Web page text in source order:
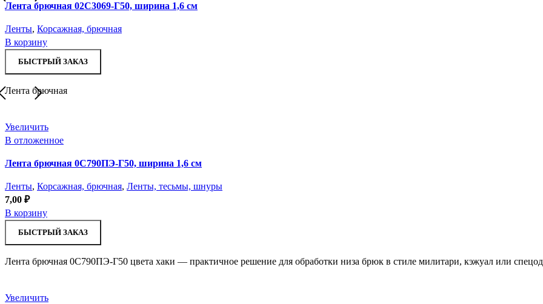
Лента брючная 02С3069-Г50, ширина 1,6 см
Ленты, Корсажная, брючная
В корзину
БЫСТРЫЙ ЗАКАЗ
Лента брючная
Увеличить
В отложенное
Лента брючная 0С790ПЭ-Г50, ширина 1,6 см
Ленты, Корсажная, брючная, Ленты, тесьмы, шнуры
7,00 ₽
В корзину
БЫСТРЫЙ ЗАКАЗ
Лента брючная 0С790ПЭ-Г50 цвета хаки — практичное решение для обработки низа брюк в стиле милитари, кэжуал или
Увеличить